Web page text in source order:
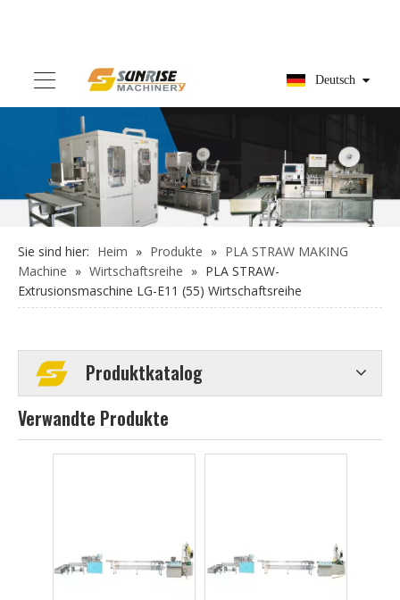
Deutsch
Sie sind hier: Heim » Produkte » PLA STRAW MAKING
Machine » Wirtschaftsreihe » PLA STRAW-
Extrusionsmaschine LG-E11 (55) Wirtschaftsreihe
Produktkatalog
Verwandte Produkte
PLA STRAW-Extrusionsmaschine LG-E13 (50) Wirtschaftsreihe PLA STRAW-Extrusionsmaschine LG-E11 (65) Wirtschaftsreihe